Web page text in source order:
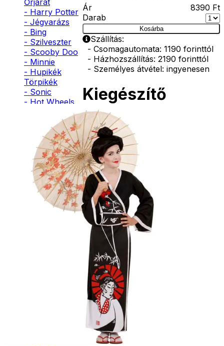
Őrjárat
- Harry Potter
- Jégvarázs
- Bing
- Szilveszter
- Scooby Doo
- Minnie
- Hupikék
Törpikék
- Sonic
- Hot Wheels
- Stich
- Macskanő
- Harlequin
- Addams
Family
- Batman
- Robin Hood
- Pán Péter
- Super Mario
Ár
8390 Ft
Darab
Kosárba
Szállítás:
- Csomagautomata: 1190 forinttól
- Házhozszállítás: 2190 forinttól
- Személyes átvétel: ingyenesen
Kiegészítő
termékek